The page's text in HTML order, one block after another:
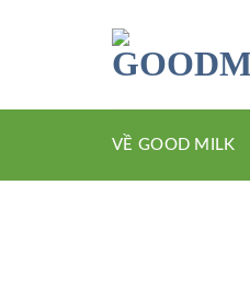
VỀ GOOD MILK